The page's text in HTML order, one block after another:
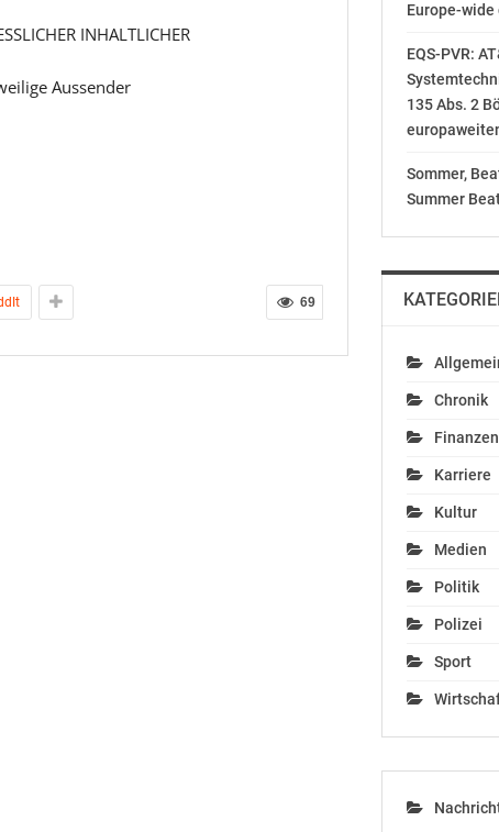
INHALTLICHER
Aussender
69
Europe-
EQS-PVR:
135 Abs. 2
Sommer,
Summer
Chronik
Finanzen
Karriere
Kultur
Medien
Politik
Polizei
Sport